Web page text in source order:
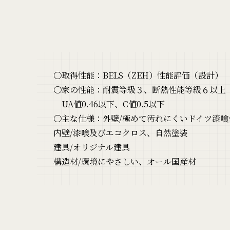
〇取得性能：BELS（ZEH）性能評価（設計）
〇家の性能：耐震等級３、断熱性能等級６以上
UA値0.46以下、C値0.5以下
〇主な仕様：外壁/極めて汚れにくいドイツ漆
内壁/漆喰及びエコクロス、自然塗装
建具/オリジナル建具
構造材/環境にやさしい、オール国産材